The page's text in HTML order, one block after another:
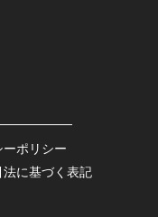
ーポリシー
に基づく表記